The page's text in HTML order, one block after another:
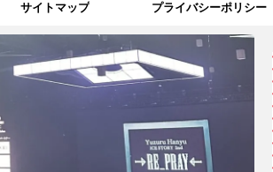
サイトマップ プライバシーポリシー